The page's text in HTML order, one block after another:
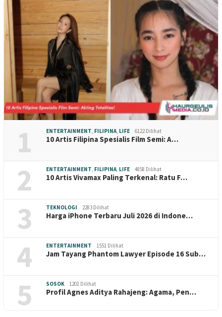
1 ENTERTAINMENT, FILIPINA, LIFE 6122 Dilihat
10 Artis Filipina Spesialis Film Semi: A…
2 ENTERTAINMENT, FILIPINA, LIFE 4858 Dilihat
10 Artis Vivamax Paling Terkenal: Ratu F…
3 TEKNOLOGI 2283 Dilihat
Harga iPhone Terbaru Juli 2026 di Indone…
4 ENTERTAINMENT 1551 Dilihat
Jam Tayang Phantom Lawyer Episode 16 Sub…
5 SOSOK 1201 Dilihat
Profil Agnes Aditya Rahajeng: Agama, Pen…